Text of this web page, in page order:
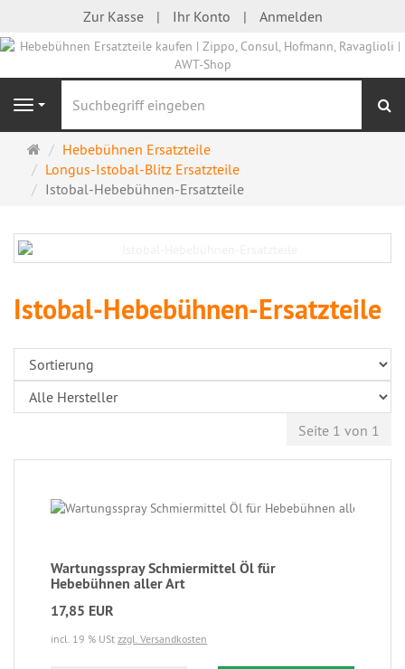
Zur Kasse Ihr Konto Anmelden
Navigation
Startseite
Hebebühnen Ersatzteile
Longus-Istobal-Blitz Ersatzteile
Istobal-Hebebühnen-Ersatzteile
Istobal-Hebebühnen-Ersatzteile
Seite 1 von 1
Wartungsspray Schmiermittel Öl für
Hebebühnen aller Art
17,85 EUR
incl. 19 % USt zzgl. Versandkosten